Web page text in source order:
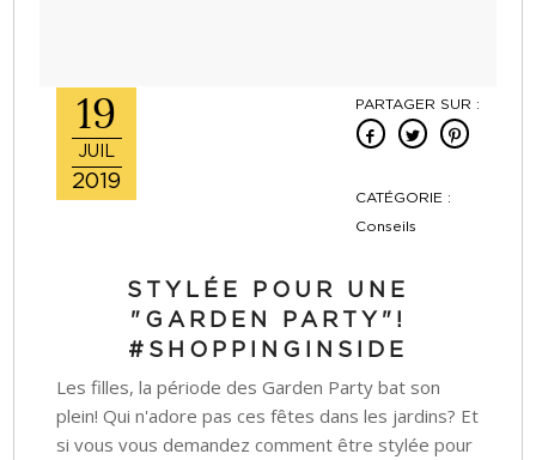
19
JUIL
2019
PARTAGER SUR :
CATÉGORIE :
Conseils
STYLÉE POUR UNE
"GARDEN PARTY"!
#SHOPPINGINSIDE
Les filles, la période des Garden Party bat son
plein! Qui n'adore pas ces fêtes dans les jardins? Et
si vous vous demandez comment être stylée pour